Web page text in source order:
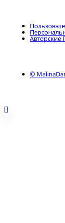
Авторские
©